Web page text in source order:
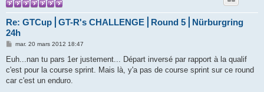
Re: GTCup⎪GT-R's CHALLENGE⎪Round 5⎪Nürburgring
24h
M
s
a
g
mar. 20 mars 2012 18:47
Euh...nan tu pars 1er justement... Départ inversé par rapport à la qualif
c'est pour la course sprint. Mais là, y'a pas de course sprint sur ce round
car c'est un enduro.